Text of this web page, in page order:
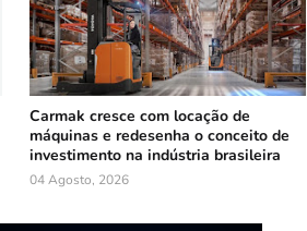
Carmak cresce com locação de
máquinas e redesenha o conceito de
investimento na indústria brasileira
04 Agosto, 2026